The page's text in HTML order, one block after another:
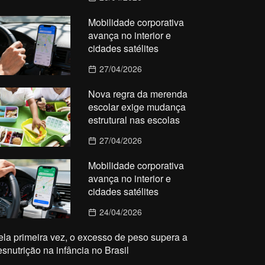
Mobilidade corporativa
avança no interior e
cidades satélites
27/04/2026
Nova regra da merenda
escolar exige mudança
estrutural nas escolas
27/04/2026
Mobilidade corporativa
avança no interior e
cidades satélites
24/04/2026
primeira vez, o excesso de peso supera a
na infância no Brasil